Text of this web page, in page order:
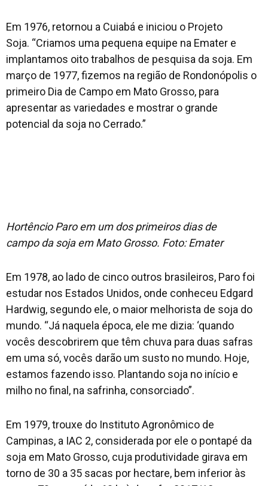
Em 1976, retornou a Cuiabá e iniciou o Projeto
Soja. “Criamos uma pequena equipe na Emater e
implantamos oito trabalhos de pesquisa da soja. Em
março de 1977, fizemos na região de Rondonópolis o
primeiro Dia de Campo em Mato Grosso, para
apresentar as variedades e mostrar o grande
potencial da soja no Cerrado.”
Hortêncio Paro em um dos primeiros dias de
campo da soja em Mato Grosso. Foto: Emater
Em 1978, ao lado de cinco outros brasileiros, Paro foi
estudar nos Estados Unidos, onde conheceu Edgard
Hardwig, segundo ele, o maior melhorista de soja do
mundo. “Já naquela época, ele me dizia: ‘quando
vocês descobrirem que têm chuva para duas safras
em uma só, vocês darão um susto no mundo. Hoje,
estamos fazendo isso. Plantando soja no início e
milho no final, na safrinha, consorciado”.
Em 1979, trouxe do Instituto Agronômico de
Campinas, a IAC 2, considerada por ele o pontapé da
soja em Mato Grosso, cuja produtividade girava em
torno de 30 a 35 sacas por hectare, bem inferior às